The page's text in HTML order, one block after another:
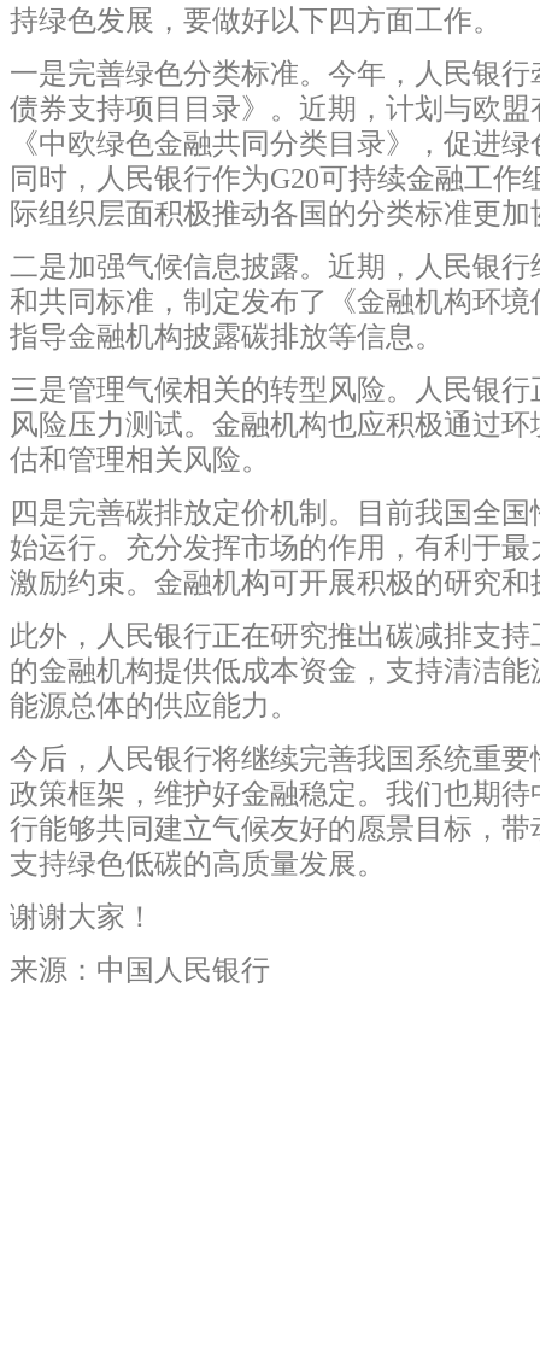
持绿色发展，要做好以下四方面工作。
一是完善绿色分类标准。今年，人民银
债券支持项目目录》。近期，计划与欧
《中欧绿色金融共同分类目录》，促进
同时，人民银行作为G20可持续金融工作
际组织层面积极推动各国的分类标准更
二是加强气候信息披露。近期，人民银
和共同标准，制定发布了《金融机构环
指导金融机构披露碳排放等信息。
三是管理气候相关的转型风险。人民银
风险压力测试。金融机构也应积极通过
估和管理相关风险。
四是完善碳排放定价机制。目前我国全
始运行。充分发挥市场的作用，有利于
激励约束。金融机构可开展积极的研究和
此外，人民银行正在研究推出碳减排支
的金融机构提供低成本资金，支持清洁
能源总体的供应能力。
今后，人民银行将继续完善我国系统重
政策框架，维护好金融稳定。我们也期
行能够共同建立气候友好的愿景目标，
支持绿色低碳的高质量发展。
谢谢大家！
来源：中国人民银行